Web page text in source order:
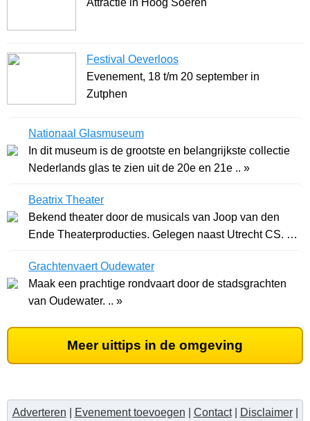
Attractie in Hoog Soeren
Festival Oeverloos
Evenement, 18 t/m 20 september in
Zutphen
Nationaal Glasmuseum
In dit museum is de grootste en belangrijkste collectie
Nederlands glas te zien uit de 20e en 21e .. »
Beatrix Theater
Bekend theater door de musicals van Joop van den
Ende Theaterproducties. Gelegen naast Utrecht CS. ..
Grachtenvaert Oudewater
Maak een prachtige rondvaart door de stadsgrachten
van Oudewater. .. »
Meer uittips in de omgeving
Adverteren Evenement toevoegen Contact| Disclaimer|